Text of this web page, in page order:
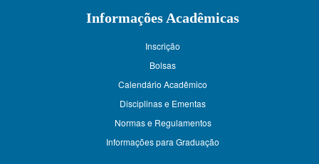
Informações Acadêmicas
Inscrição
Bolsas
Calendário Acadêmico
Disciplinas e Ementas
Normas e Regulamentos
Informações para Graduação